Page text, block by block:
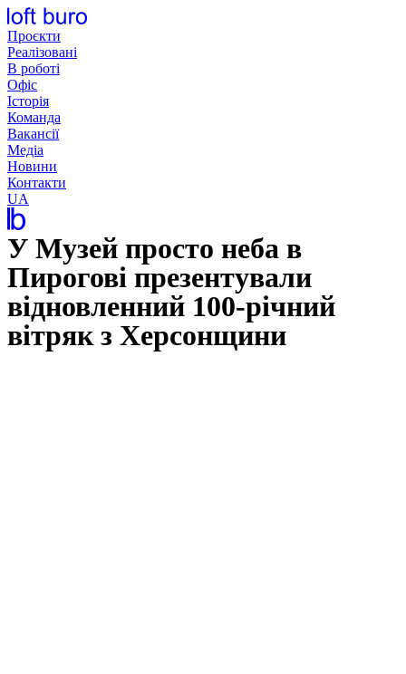
Перейти
до
вмісту
Проєкти
Реалізовані
В роботі
Офіс
Історія
Команда
Вакансії
Медіа
Новини
Контакти
UA
У Музей просто неба в
Пирогові презентували
відновленний 100-річний
вітряк з Херсонщини